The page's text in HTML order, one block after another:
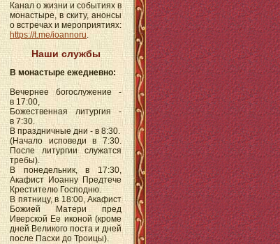
Канал о жизни и событиях в
монастыре, в скиту, анонсы
о встречах и мероприятиях:
https://t.me/ioannoru.
Наши службы
В монастыре ежедневно:
Вечернее богослужение -
в 17:00,
Божественная литургия -
в 7:30.
В праздничные дни - в 8:30.
(Начало исповеди в 7:30.
После литургии служатся
требы).
В понедельник, в 17:30,
Акафист Иоанну Предтече
Крестителю Господню.
В пятницу, в 18:00, Акафист
Божией Матери пред
Иверской Ее иконой (кроме
дней Великого поста и дней
после Пасхи до Троицы).